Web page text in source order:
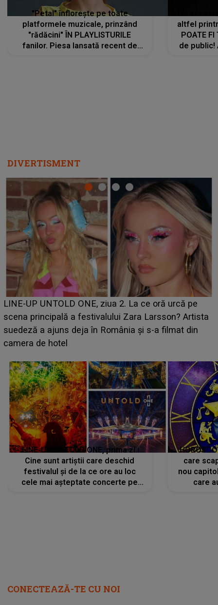
"Petal" înflorește pe toate
platformele muzicale, prinzând
"rădăcini" ÎN PLAYLISTURILE
fanilor. Piesa lansată recent de
altfel
POATE FI
de public!
DIVERTISMENT
Ce a dezvăluit noua concurentă din "Casa Iubirii" l-a
luat prin surprindere pe Emanuel. CINE ESTE
BĂIATUL VIZAT de Alexandra?! Aflându-se în fața
faptului împlinit, A RECUNOSCUT IMEDIAT: "Am
LINE-UP UNTOLD ONE, prima zi.
Cine sunt artiștii care deschid
festivalul și de la ce ore au loc
cele mai așteptate concerte pe
care
nou
care
CONECTEAZĂ-TE CU NOI